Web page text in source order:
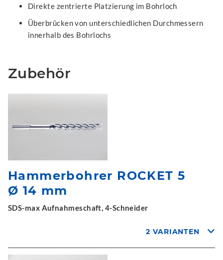
Direkte zentrierte Platzierung im Bohrloch
Überbrücken von unterschiedlichen Durchmessern
innerhalb des Bohrlochs
Zubehör
Hammerbohrer ROCKET 5
Ø 14 mm
SDS-max Aufnahmeschaft, 4-Schneider
2 VARIANTEN